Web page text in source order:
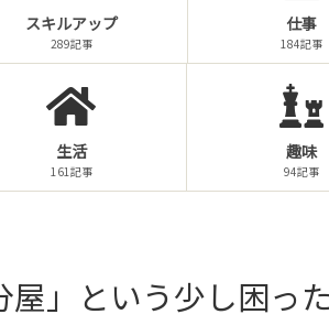
スキルアップ
289記事
仕事
184記事
生活
161記事
趣味
94記事
屋」という少し困っ